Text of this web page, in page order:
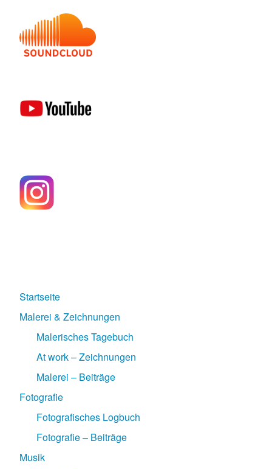
Startseite
Malerei & Zeichnungen
Malerisches Tagebuch
At work – Zeichnungen
Malerei – Beiträge
Fotografie
Fotografisches Logbuch
Fotografie – Beiträge
Musik